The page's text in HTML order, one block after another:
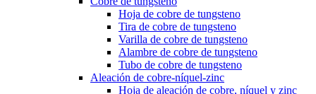
Hoja de cobre de tungsteno
Tira de cobre de tungsteno
Varilla de cobre de tungsteno
Alambre de cobre de tungsteno
Tubo de cobre de tungsteno
Aleación de cobre-níquel-zinc
Hoja de aleación de cobre, níquel y zinc